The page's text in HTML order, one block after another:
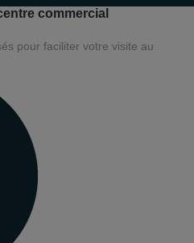
commercial
pour faciliter votre visite au